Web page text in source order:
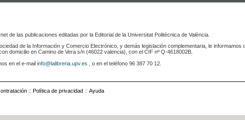
de las publicaciones editadas por la Editorial de la Universitat Politècnica de València.
de la Información y Comercio Electrónico, y demás legislación complementaria, le informamos
domicilio en Camino de Vera s/n (46022 valencia), con el CIF nº Q-4618002B.
en el e-mail info@lalibreria.upv.es , o en el teléfono 96 387 70 12.
:: Política de privacidad :: Ayuda